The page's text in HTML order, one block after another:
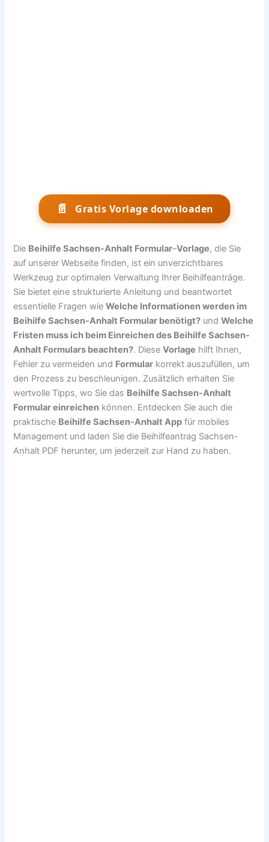
📄 Gratis Vorlage downloaden
Die Beihilfe Sachsen-Anhalt Formular–Vorlage, die Sie
auf unserer Webseite finden, ist ein unverzichtbares
Werkzeug zur optimalen Verwaltung Ihrer Beihilfeanträge.
Sie bietet eine strukturierte Anleitung und beantwortet
essentielle Fragen wieWelche Informationen werden im
Beihilfe Sachsen-Anhalt Formular benötigt? undWelche
Fristen muss ich beim Einreichen des Beihilfe Sachsen-
Anhalt Formulars beachten?. DieseVorlage hilft Ihnen,
Fehler zu vermeiden und Formular korrekt auszufüllen, um
den Prozess zu beschleunigen. Zusätzlich erhalten Sie
wertvolle Tipps, wo Sie das Beihilfe Sachsen-Anhalt
Formular einreichen können. Entdecken Sie auch die
praktische Beihilfe Sachsen-Anhalt App für mobiles
Management und laden Sie die Beihilfeantrag Sachsen-
Anhalt PDF herunter, um jederzeit zur Hand zu haben.